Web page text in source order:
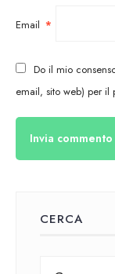
Email *
Do il mio
email, sito web) per il
CERCA